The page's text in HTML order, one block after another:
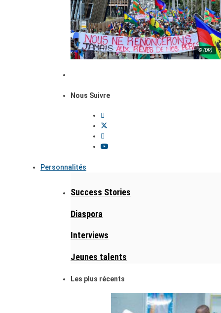
© (DR)
Nous Suivre
Personnalités
Success Stories
Diaspora
Interviews
Jeunes talents
Les plus récents